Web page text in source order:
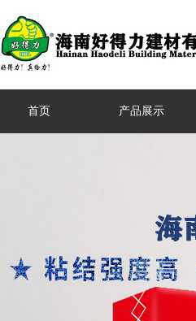
首页 产品展示